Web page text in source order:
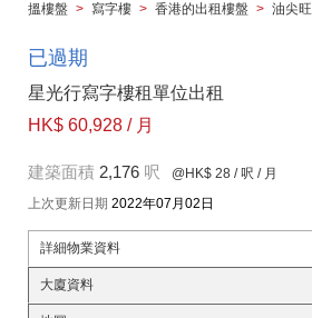
搵樓盤 > 寫字樓 > 香港的出租樓盤 > 油尖旺
已過期
星光行寫字樓租單位出租
HK$ 60,928 / 月
建築面積 2,176 呎 @HK$ 28 / 呎 / 月
上次更新日期 2022年07月02日
詳細物業資料
大廈資料